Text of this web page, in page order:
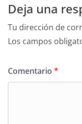
Deja una
Tu dirección de
Los campos
Comentario *